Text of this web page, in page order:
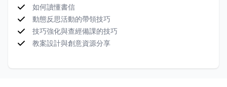
如何讀懂書信
動態反思活動的帶領技巧
技巧強化與查經備課的技巧
教案設計與創意資源分享